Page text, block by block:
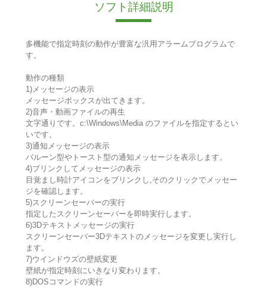
ソフト詳細説明
多機能で指定時刻の動作が豊富な汎用アラームプログラムで
す。
動作の種類
1)メッセージの表示
メッセージボックスが出てきます。
2)音声・動画ファイルの再生
文字通りです。c:\Windows\Media のファイルを指定するとい
いです。
3)通知メッセージの表示
バルーン型やトースト型の通知メッセージを表示します。
4)ブリンクしてメッセージの表示
目覚まし時計アイコンをブリンクし,そのクリックでメッセー
ジを確認します。
5)スクリーンセーバーの実行
指定したスクリーンセーバーを即時実行します。
6)3Dテキストメッセージの実行
スクリーンセーバー3Dテキストのメッセージを変更し実行し
ます。
7)ウインドウズの壁紙変更
壁紙が指定時刻にいきなり変わります。
8)DOSコマンドの実行